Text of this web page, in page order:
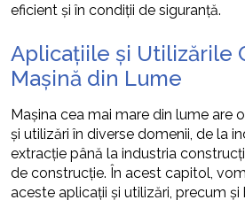
eficient și în condiții de siguranță.
Aplicațiile și Utilizările
Mașină din Lume
Mașina cea mai mare din lume are
și utilizări în diverse domenii, de la
extracție până la industria
de construcție. În acest capitol,
aceste aplicații și utilizări, precum